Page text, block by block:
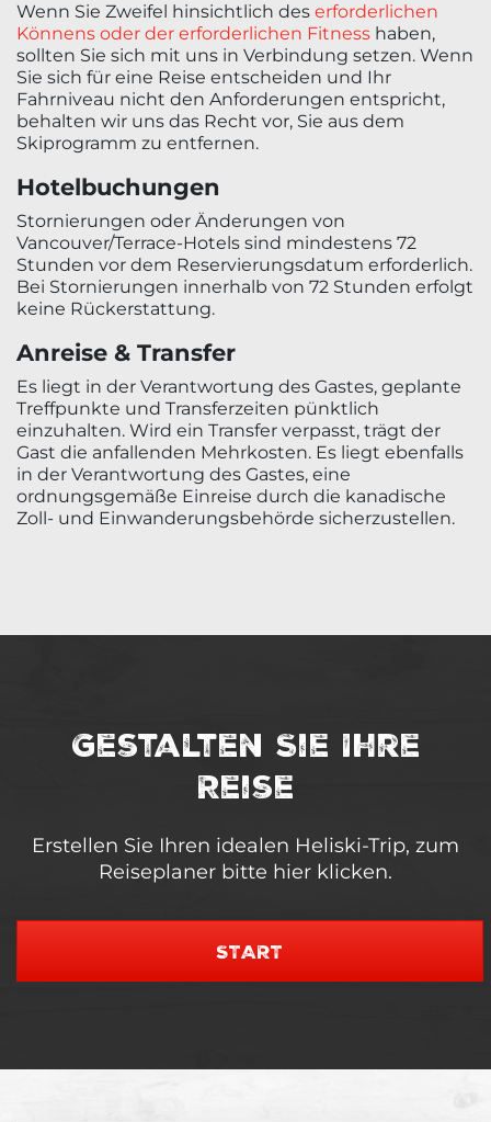
Wenn Sie Zweifel hinsichtlich des erforderlichen
Könnens oder der erforderlichen Fitness haben,
sollten Sie sich mit uns in Verbindung setzen. Wenn
Sie sich für eine Reise entscheiden und Ihr
Fahrniveau nicht den Anforderungen entspricht,
behalten wir uns das Recht vor, Sie aus dem
Skiprogramm zu entfernen.
Hotelbuchungen
Stornierungen oder Änderungen von
Vancouver/Terrace-Hotels sind mindestens 72
Stunden vor dem Reservierungsdatum erforderlich.
Bei Stornierungen innerhalb von 72 Stunden erfolgt
keine Rückerstattung.
Anreise & Transfer
Es liegt in der Verantwortung des Gastes, geplante
Treffpunkte und Transferzeiten pünktlich
einzuhalten. Wird ein Transfer verpasst, trägt der
Gast die anfallenden Mehrkosten. Es liegt ebenfalls
in der Verantwortung des Gastes, eine
ordnungsgemäße Einreise durch die kanadische
Zoll- und Einwanderungsbehörde sicherzustellen.
Gestalten Sie Ihre
Reise
Erstellen Sie Ihren idealen Heliski-Trip, zum
Reiseplaner bitte hier klicken.
START